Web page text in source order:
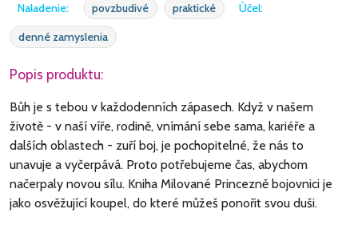
Naladenie:
povzbudivé praktické
Účel:
denné zamyslenia
Popis produktu:
Bůh je s tebou v každodenních zápasech. Když v našem
životě - v naší víře, rodině, vnímání sebe sama, kariéře a
dalších oblastech - zuří boj, je pochopitelné, že nás to
unavuje a vyčerpává. Proto potřebujeme čas, abychom
načerpaly novou sílu. Kniha Milované Princezně bojovnici je
jako osvěžující koupel, do které můžeš ponořit svou duši.